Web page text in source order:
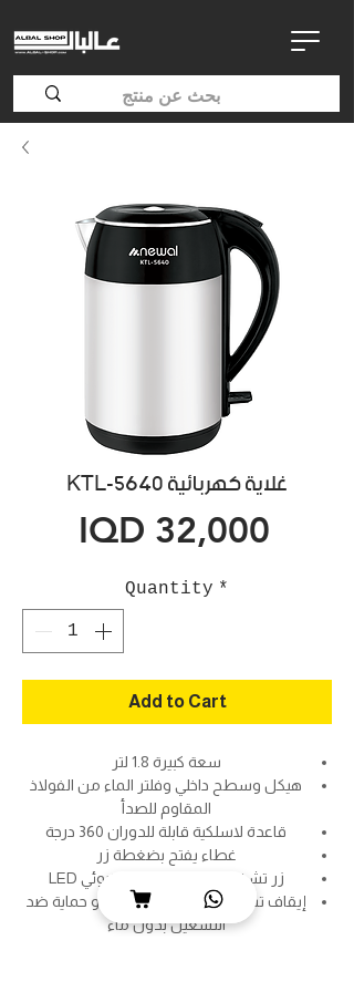
KTL-5640 غلاية كهربائية
IQD 32,000
Quantity *
Add to Cart
سعة كبيرة 1.8 لتر
هيكل وسطح داخلي وفلتر الماء من الفولاذ
المقاوم للصدأ
قاعدة لاسلكية قابلة للدوران 360 درجة
غطاء يفتح بضغطة زر
زر تشغيل/إيقاف ومؤشر ضوئي LED
إيقاف تشغيل تلقائي عند الغليان و حماية ضد
التشغيل بدون ماء